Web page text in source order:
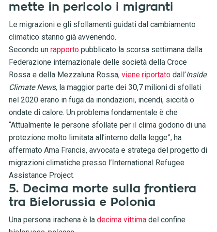
mette in pericolo i migranti
Le migrazioni e gli sfollamenti guidati dal cambiamento
climatico stanno già avvenendo.
Secondo un rapporto pubblicato la scorsa settimana dalla
Federazione internazionale delle società della Croce
Rossa e della Mezzaluna Rossa, viene riportato dall’Inside
Climate News, la maggior parte dei 30,7 milioni di sfollati
nel 2020 erano in fuga da inondazioni, incendi, siccità o
ondate di calore. Un problema fondamentale è che
“Attualmente le persone sfollate per il clima godono di una
protezione molto limitata all’interno della legge”, ha
affermato Ama Francis, avvocata e stratega del progetto di
migrazioni climatiche presso l’International Refugee
Assistance Project.
5. Decima morte sulla frontiera
tra Bielorussia e Polonia
Una persona irachena è la decima vittima del confine